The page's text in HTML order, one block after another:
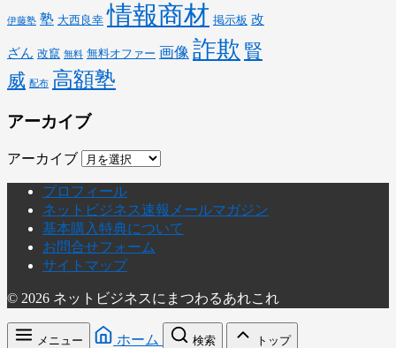
伊藤塾 塾 大西良幸 情報商材 掲示板 改
ざん 改竄 無料 無料オファー 画像 詐欺 賢
威 配布 高額塾
アーカイブ
アーカイブ
プロフィール
ネットビジネス速報メールマガジン
基本購入特典について
お問合せフォーム
サイトマップ
© 2026 ネットビジネスにまつわるあれこれ
メニュー ホーム 検索 トップ